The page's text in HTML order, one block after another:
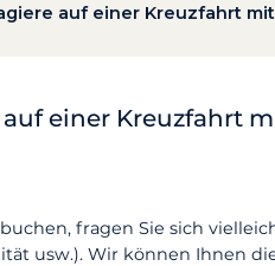
auf einer Kreuzfahrt
einer Kreuzfahrt
fragen Sie sich
usw.).Wir können Ihnen